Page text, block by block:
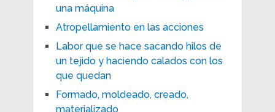
una máquina
Atropellamiento en las acciones
Labor que se hace sacando hilos de
un tejido y haciendo calados con los
que quedan
Formado, moldeado, creado,
materializado